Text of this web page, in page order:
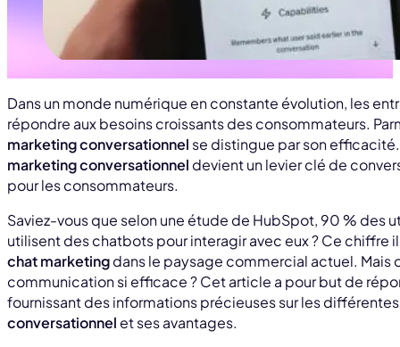
Dans un monde numérique en constante évolution, les
répondre aux besoins croissants des consommateurs.
marketing conversationnel se distingue par son
marketing conversationnel devient un levier clé de
pour les consommateurs.
Saviez-vous que selon une étude de HubSpot, 90 % des
utilisent des chatbots pour interagir avec eux ? Ce chiffre
chat marketingdans le paysage commercial actuel. Mais
communication si efficace ? Cet article a pour but de
fournissant des informations précieuses sur les
conversationnel et ses avantages.